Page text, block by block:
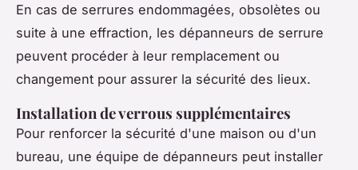
En cas de serrures endommagées, obsolètes ou
suite à une effraction, les dépanneurs de serrure
peuvent procéder à leur remplacement ou
changement pour assurer la sécurité des lieux.
Installation de verrous supplémentaires
Pour renforcer la sécurité d'une maison ou d'un
bureau, une équipe de dépanneurs peut installer